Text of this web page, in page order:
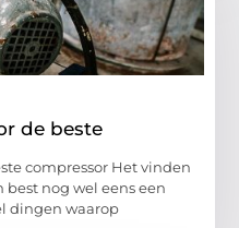
de beste
compressor Het vinden
best nog wel eens een
dingen waarop